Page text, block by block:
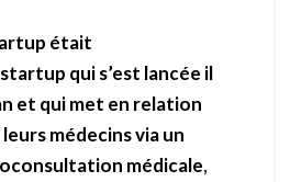
était
qui s’est lancée il
et qui met en relation
médecins via un
médicale,